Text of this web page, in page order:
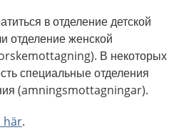
в отделение детской
отделение женской
В некоторых
специальные отделения
(amningsmottagningar).
här.